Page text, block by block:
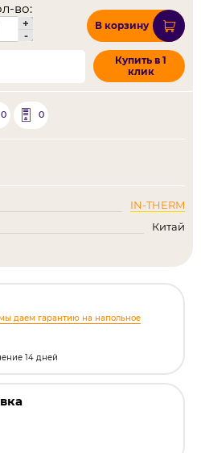
во:
+
-
В корзину
Купить в 1
клик
0 0
IN-THERM
Китай
даем гарантию на напольное
14 дней